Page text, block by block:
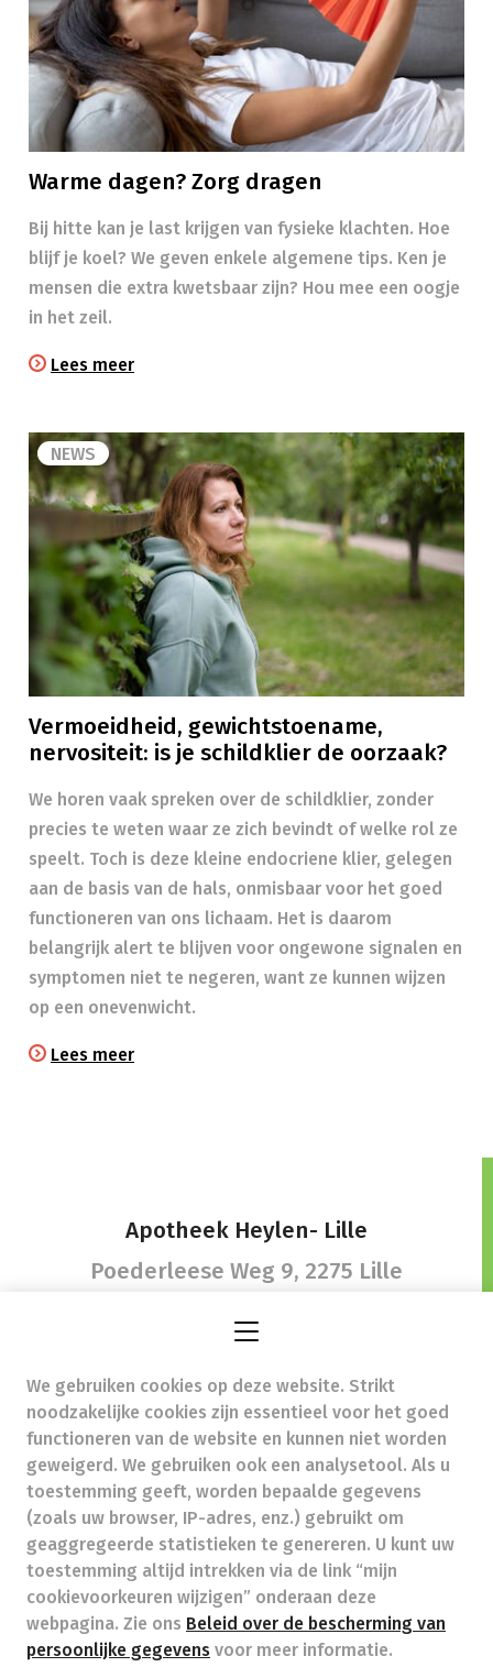
Warme dagen? Zorg dragen
Bij hitte kan je last krijgen van fysieke klachten. Hoe
blijf je koel? We geven enkele algemene tips. Ken je
mensen die extra kwetsbaar zijn? Hou mee een oogje
in het zeil.​
Lees meer
NEWS
Vermoeidheid, gewichtstoename,
nervositeit: is je schildklier de oorzaak?
We horen vaak spreken over de schildklier, zonder
precies te weten waar ze zich bevindt of welke rol ze
speelt. Toch is deze kleine endocriene klier, gelegen
aan de basis van de hals, onmisbaar voor het goed
functioneren van ons lichaam. Het is daarom
belangrijk alert te blijven voor ongewone signalen en
symptomen niet te negeren, want ze kunnen wijzen
op een onevenwicht.
Lees meer
Apotheek Heylen- Lille
Poederleese Weg 9, 2275 Lille
info@apotheekheylenlille.be - Ondernemingsnummer
(BTW nr.) (BE)0834705388
Beroepstitel: Apotheker werkzaam in België
Beroepsvereniging: Algemene Pharmaceutische
Bond autorisatienummer FAGG 131902
Valt onder toezicht van de Orde der Apothekers,
02/537.42.67, Henri Jasparlaan 94 1060 Brussel
Deontologie:
Code van de farmaceutische plichtenleer
Tarieven terugbetaalde zorg
We gebruiken cookies op deze website. Strikt
noodzakelijke cookies zijn essentieel voor het goed
functioneren van de website en kunnen niet worden
geweigerd. We gebruiken ook een analysetool. Als u
toestemming geeft, worden bepaalde gegevens
(zoals uw browser, IP-adres, enz.) gebruikt om
geaggregeerde statistieken te genereren. U kunt uw
toestemming altijd intrekken via de link “mijn
cookievoorkeuren wijzigen” onderaan deze
webpagina. Zie ons Beleid over de bescherming van
persoonlijke gegevens voor meer informatie.